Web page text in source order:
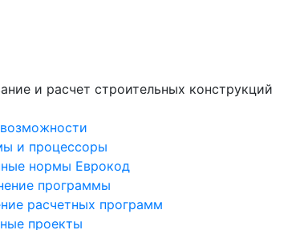
и расчет строительных конструкций
и процессоры
нормы Еврокод
программы
расчетных программ
проекты